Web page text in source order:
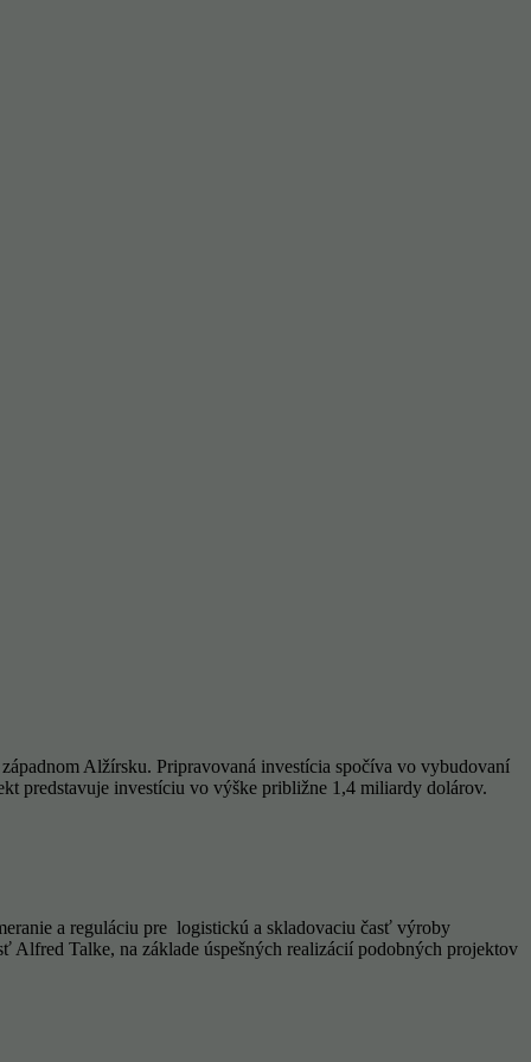
Alžírsku. Pripravovaná investícia spočíva vo vybudovaní
predstavuje investíciu vo výške približne 1,4 miliardy dolárov.
a reguláciu pre logistickú a skladovaciu časť výroby
Talke, na základe úspešných realizácií podobných projektov